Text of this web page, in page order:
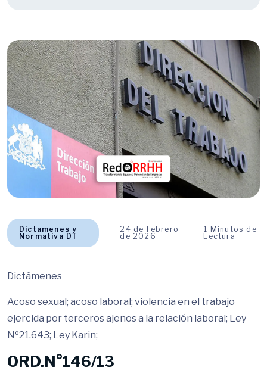
Dictamenes y
Normativa DT
24 de Febrero
de 2026
1 Minutos de
Lectura
Dictámenes
Acoso sexual; acoso laboral; violencia en el trabajo
ejercida por terceros ajenos a la relación laboral; Ley
Nº21.643; Ley Karin;
ORD.N°146/13